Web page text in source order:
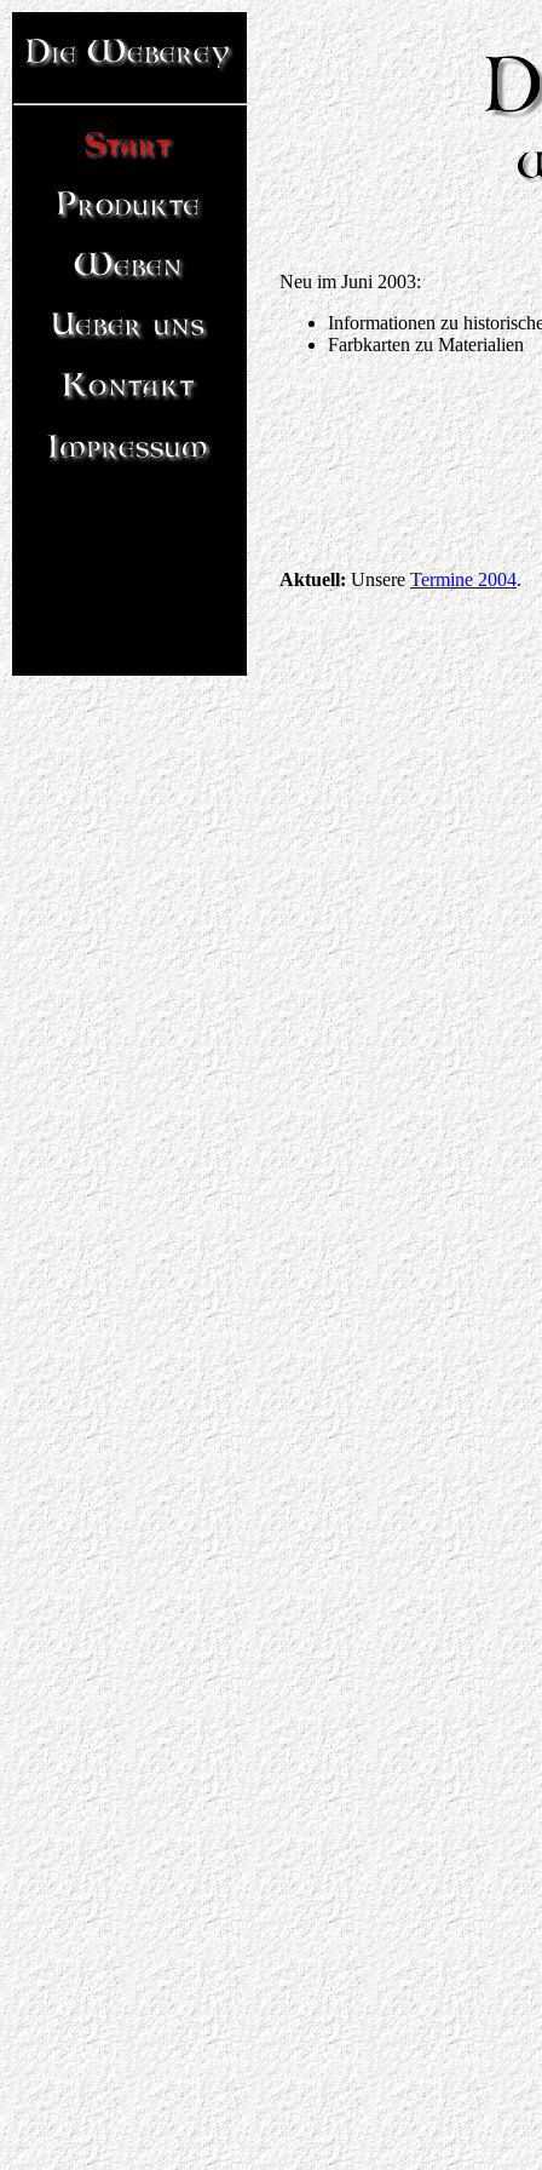
Neu im Juni 2003:
Informationen zu
Farbkarten zu Materialien
Aktuell:UnsereTermine 2004.